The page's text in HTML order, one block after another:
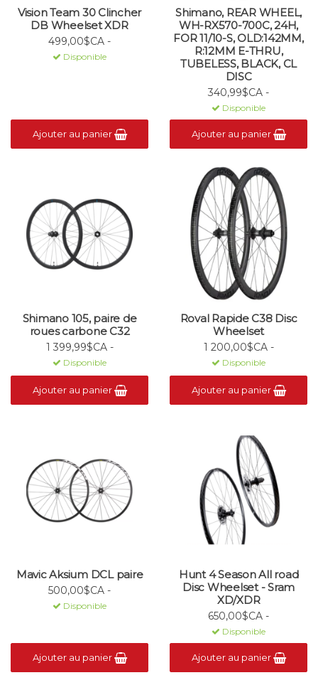
Vision Team 30 Clincher
DB Wheelset XDR
499,00$CA -
Disponible
Ajouter au panier
Shimano, REAR WHEEL,
WH-RX570-700C, 24H,
FOR 11/10-S, OLD:142MM,
R:12MM E-THRU,
TUBELESS, BLACK, CL
DISC
340,99$CA -
Disponible
Ajouter au panier
Shimano 105, paire de
roues carbone C32
1 399,99$CA -
Disponible
Ajouter au panier
Roval Rapide C38 Disc
Wheelset
1 200,00$CA -
Disponible
Ajouter au panier
Mavic Aksium DCL paire
500,00$CA -
Disponible
Ajouter au panier
Hunt 4 Season All road
Disc Wheelset - Sram
XD/XDR
650,00$CA -
Disponible
Ajouter au panier